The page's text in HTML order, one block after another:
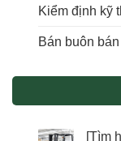
Kiểm định kỹ
Bán buôn
[Tìm